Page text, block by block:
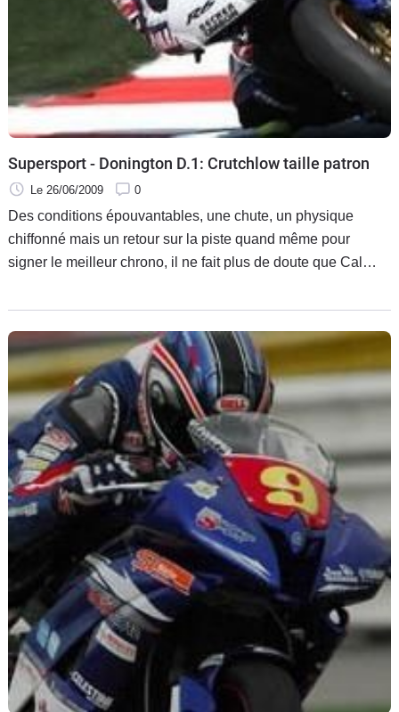
Auto
Supersport - Donington D.1: Crutchlow taille patron
Le 26/06/2009 0
Des conditions épouvantables, une chute, un physique
chiffonné mais un retour sur la piste quand même pour
signer le meilleur chrono, il ne fait plus de doute que Cal
cette année, avec le titre en point de mire.